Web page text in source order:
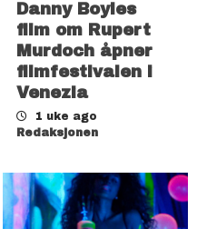
Danny Boyles
film om Rupert
Murdoch åpner
filmfestivalen i
Venezia
1 uke ago
Redaksjonen